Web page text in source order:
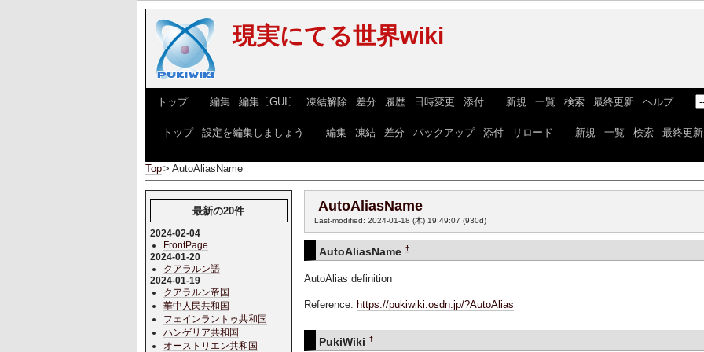
現実にてる世界wiki
トップ] [ 編集| 編集〔GUI〕 凍結解除| 差分 履歴| 日時変更 添付] [ 新規 一覧 検索| 最終更新| ヘルプ] [
トップ| 設定を編集しましょう 編集| 凍結| 差分 バックアップ| 添付| リロード 新規 一覧 検索| 最終更新
Top> AutoAliasName
AutoAliasName
Last-modified: 2024-01-18 (木) 19:49:07 (930d)
AutoAliasName †
AutoAlias definition
Reference: https://pukiwiki.osdn.jp/?AutoAlias
PukiWiki †
最新の20件
2024-02-04
FrontPage
2024-01-20
クアラルン語
2024-01-19
クアラルン帝国
華中人民共和国
フェインラントゥ共和国
ハンゲリア共和国
オーストリエン共和国